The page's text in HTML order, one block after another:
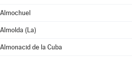
Almochuel
Almolda (La)
Almonacid de la Cuba